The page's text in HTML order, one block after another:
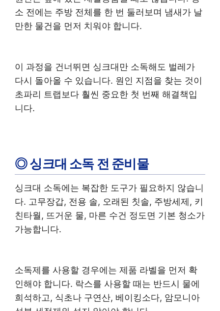
소 전에는 주방 전체를 한 번 둘러보며 냄새가 날
만한 물건을 먼저 치워야 합니다.
이 과정을 건너뛰면 싱크대만 소독해도 벌레가
다시 돌아올 수 있습니다. 원인 지점을 찾는 것이
초파리 트랩보다 훨씬 중요한 첫 번째 해결책입
니다.
◎ 싱크대 소독 전 준비물
싱크대 소독에는 복잡한 도구가 필요하지 않습니
다. 고무장갑, 전용 솔, 오래된 칫솔, 주방세제, 키
친타월, 뜨거운 물, 마른 수건 정도면 기본 청소가
가능합니다.
소독제를 사용할 경우에는 제품 라벨을 먼저 확
인해야 합니다. 락스를 사용할 때는 반드시 물에
희석하고, 식초나 구연산, 베이킹소다, 암모니아